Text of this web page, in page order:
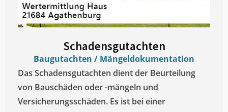
Schadensgutachten
Baugutachten / Mängeldokumentation
Das Schadensgutachten dient der Beurteilung
von Bauschäden oder -mängeln und
Versicherungsschäden. Es ist bei einer